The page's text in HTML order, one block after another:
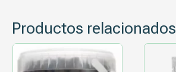
Productos relacionados